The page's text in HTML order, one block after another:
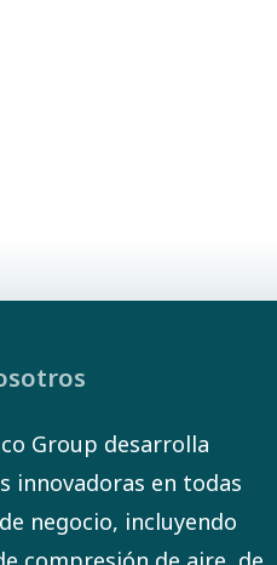
Group desarrolla
innovadoras en todas
negocio, incluyendo